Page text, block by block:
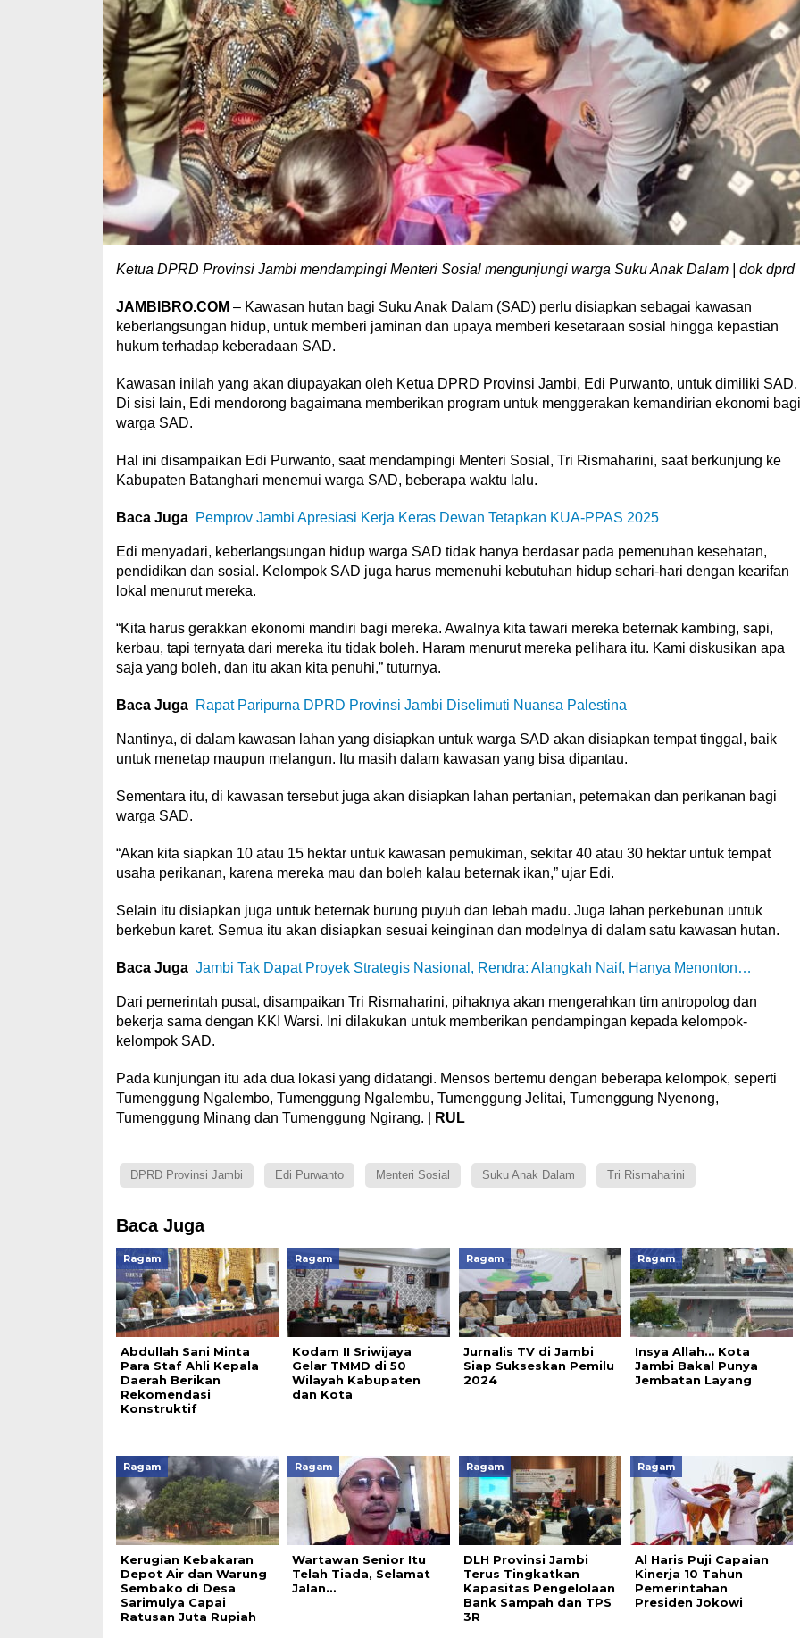
Ketua DPRD Provinsi Jambi mendampingi Menteri Sosial mengunjungi warga Suku Anak Dalam | dok dprd
JAMBIBRO.COM – Kawasan hutan bagi Suku Anak Dalam (SAD) perlu disiapkan sebagai kawasan
keberlangsungan hidup, untuk memberi jaminan dan upaya memberi kesetaraan sosial hingga kepastian
hukum terhadap keberadaan SAD.
Kawasan inilah yang akan diupayakan oleh Ketua DPRD Provinsi Jambi, Edi Purwanto, untuk dimiliki SAD.
Di sisi lain, Edi mendorong bagaimana memberikan program untuk menggerakan kemandirian ekonomi bagi
warga SAD.
Hal ini disampaikan Edi Purwanto, saat mendampingi Menteri Sosial, Tri Rismaharini, saat berkunjung ke
Kabupaten Batanghari menemui warga SAD, beberapa waktu lalu.
Baca Juga Pemprov Jambi Apresiasi Kerja Keras Dewan Tetapkan KUA-PPAS 2025
Edi menyadari, keberlangsungan hidup warga SAD tidak hanya berdasar pada pemenuhan kesehatan,
pendidikan dan sosial. Kelompok SAD juga harus memenuhi kebutuhan hidup sehari-hari dengan kearifan
lokal menurut mereka.
“Kita harus gerakkan ekonomi mandiri bagi mereka. Awalnya kita tawari mereka beternak kambing, sapi,
kerbau, tapi ternyata dari mereka itu tidak boleh. Haram menurut mereka pelihara itu. Kami diskusikan apa
saja yang boleh, dan itu akan kita penuhi,” tuturnya.
Baca Juga Rapat Paripurna DPRD Provinsi Jambi Diselimuti Nuansa Palestina
Nantinya, di dalam kawasan lahan yang disiapkan untuk warga SAD akan disiapkan tempat tinggal, baik
untuk menetap maupun melangun. Itu masih dalam kawasan yang bisa dipantau.
Sementara itu, di kawasan tersebut juga akan disiapkan lahan pertanian, peternakan dan perikanan bagi
warga SAD.
“Akan kita siapkan 10 atau 15 hektar untuk kawasan pemukiman, sekitar 40 atau 30 hektar untuk tempat
usaha perikanan, karena mereka mau dan boleh kalau beternak ikan,” ujar Edi.
Selain itu disiapkan juga untuk beternak burung puyuh dan lebah madu. Juga lahan perkebunan untuk
berkebun karet. Semua itu akan disiapkan sesuai keinginan dan modelnya di dalam satu kawasan hutan.
Baca Juga Jambi Tak Dapat Proyek Strategis Nasional, Rendra: Alangkah Naif, Hanya Menonton…
Dari pemerintah pusat, disampaikan Tri Rismaharini, pihaknya akan mengerahkan tim antropolog dan
bekerja sama dengan KKI Warsi. Ini dilakukan untuk memberikan pendampingan kepada kelompok-
kelompok SAD.
Pada kunjungan itu ada dua lokasi yang didatangi. Mensos bertemu dengan beberapa kelompok, seperti
Tumenggung Ngalembo, Tumenggung Ngalembu, Tumenggung Jelitai, Tumenggung Nyenong,
Tumenggung Minang dan Tumenggung Ngirang. |
RUL
DPRD Provinsi Jambi Edi Purwanto Menteri Sosial Suku Anak Dalam Tri Rismaharini
Baca Juga
Ragam
Abdullah Sani Minta
Para Staf Ahli Kepala
Daerah Berikan
Rekomendasi
Konstruktif
Ragam
Kodam II Sriwijaya
Gelar TMMD di 50
Wilayah Kabupaten
dan Kota
Ragam
Jurnalis TV di Jambi
Siap Sukseskan Pemilu
2024
Ragam
Insya Allah… Kota
Jambi Bakal Punya
Jembatan Layang
Ragam
Kerugian Kebakaran
Depot Air dan Warung
Sembako di Desa
Sarimulya Capai
Ratusan Juta Rupiah
Ragam
Wartawan Senior Itu
Telah Tiada, Selamat
Jalan…
Ragam
DLH Provinsi Jambi
Terus Tingkatkan
Kapasitas Pengelolaan
Bank Sampah dan TPS
3R
Ragam
Al Haris Puji Capaian
Kinerja 10 Tahun
Pemerintahan
Presiden Jokowi